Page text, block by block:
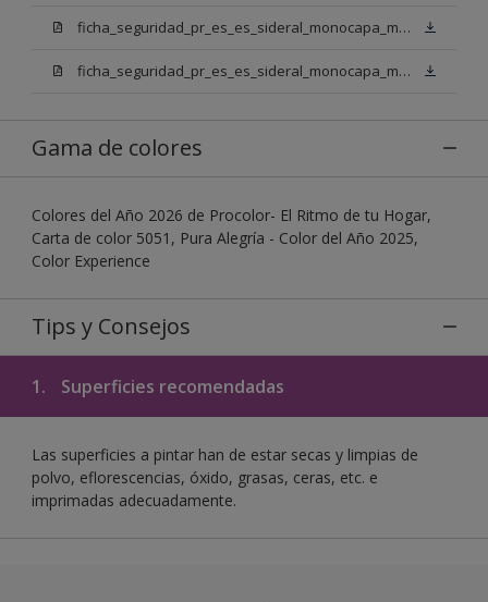
ficha_seguridad_pr_es_es_sideral_monocapa_mix_bn.pdf
ficha_seguridad_pr_es_es_sideral_monocapa_mix_bb.pdf
Gama de colores
Colores del Año 2026 de Procolor- El Ritmo de tu Hogar,
Carta de color 5051, Pura Alegría - Color del Año 2025,
Color Experience
Tips y Consejos
1. Superficies recomendadas
Las superficies a pintar han de estar secas y limpias de
polvo, eflorescencias, óxido, grasas, ceras, etc. e
imprimadas adecuadamente.